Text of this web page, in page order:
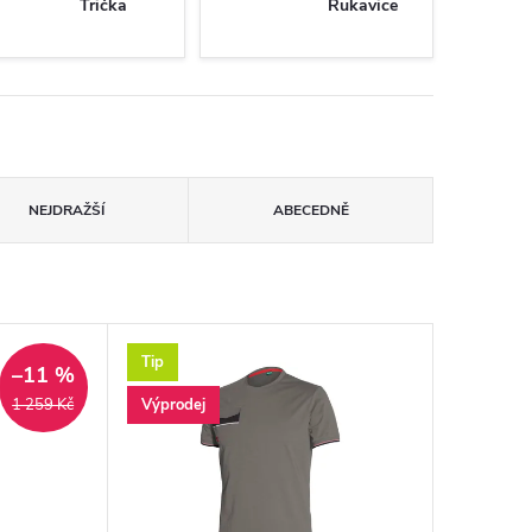
Trička Rukavice
NEJDRAŽŠÍ ABECEDNĚ
1 259 Kč
–11 %
Tip
Výprodej